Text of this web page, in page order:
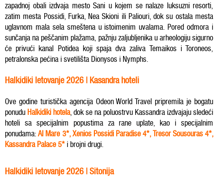
zapadnoj obali izdvaja mesto Sani u kojem se nalaze luksuzni resorti,
zatim mesta Possidi, Furka, Nea Skioni ili Paliouri, dok su ostala mesta
uglavnom mala sela smeštena u istoimenim uvalama. Pored odmora i
sunčanja na peščanim plažama, pažnju zaljubljenika u arheologiju sigurno
će privući kanal Potidea koji spaja dva zaliva Temaikos i Toroneos,
petralonska pećina i svetilišta Dionysos i Nymphs.
Halkidiki letovanje 2026 | Kasandra hoteli
Ove godine turistička agencija Odeon World Travel pripremila je bogatu
ponudu Halkidiki hotela, dok se na poluostrvu Kassandra izdvajaju sledeći
hoteli sa specijalnim popustima za rane uplate, kao i specijalnim
ponudama:Al Mare 3*,Xenios Possidi Paradise 4*,Tresor Sousouras 4*,
Kassandra Palace 5* i brojni drugi.
Halkidiki letovanje 2026 | Sitonija